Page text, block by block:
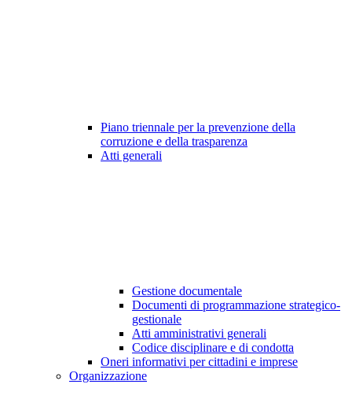
Piano triennale per la prevenzione della
corruzione e della trasparenza
Atti generali
Gestione documentale
Documenti di programmazione strategico-
gestionale
Atti amministrativi generali
Codice disciplinare e di condotta
Oneri informativi per cittadini e imprese
Organizzazione